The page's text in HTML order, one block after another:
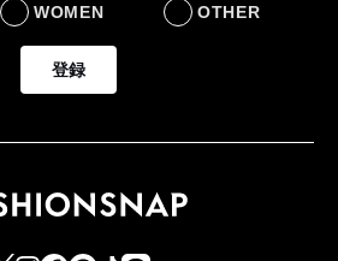
WOMEN OTHER
登録